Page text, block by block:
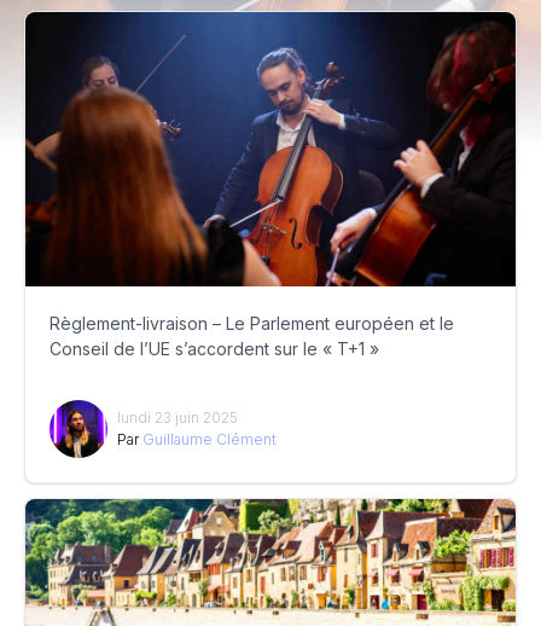
Règlement-livraison – Le Parlement européen et le
Conseil de l’UE s’accordent sur le « T+1 »
lundi 23 juin 2025
Par Guillaume Clément